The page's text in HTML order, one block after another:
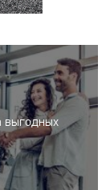
выгодных